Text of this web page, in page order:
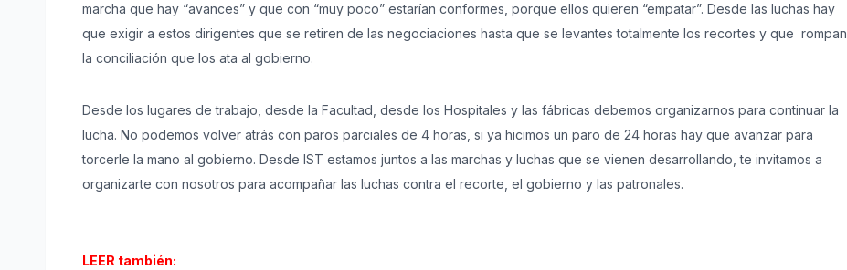
marcha que hay “avances” y que con “muy poco” estarían conformes, porque ellos quieren “empatar”. Desde las luchas hay
que exigir a estos dirigentes que se retiren de las negociaciones hasta que se levantes totalmente los recortes y que rompan
la conciliación que los ata al gobierno.
Desde los lugares de trabajo, desde la Facultad, desde los Hospitales y las fábricas debemos organizarnos para continuar la
lucha. No podemos volver atrás con paros parciales de 4 horas, si ya hicimos un paro de 24 horas hay que avanzar para
torcerle la mano al gobierno. Desde IST estamos juntos a las marchas y luchas que se vienen desarrollando, te invitamos a
organizarte con nosotros para acompañar las luchas contra el recorte, el gobierno y las patronales.
LEER también: